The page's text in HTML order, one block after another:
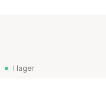
I lager